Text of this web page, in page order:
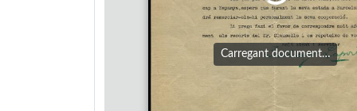
Carregant document…